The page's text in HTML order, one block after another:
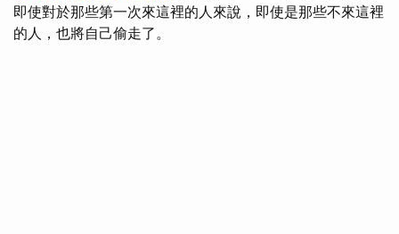
即使對於那些第一次來這裡的人來說，即使是那些不來這裡
的人，也將自己偷走了。